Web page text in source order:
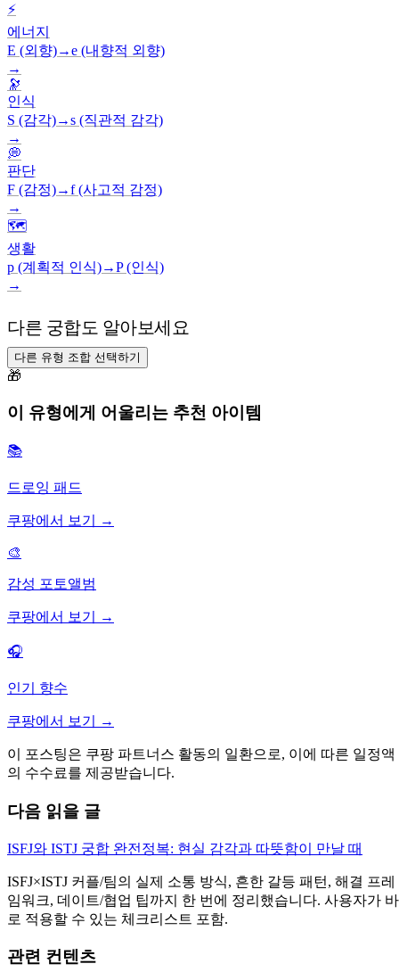
⚡
에너지
E (외향)→e (내향적 외향)
→
🔭
인식
S (감각)→s (직관적 감각)
→
💭
판단
F (감정)→f (사고적 감정)
→
🗺️
생활
p (계획적 인식)→P (인식)
→
다른 궁합도 알아보세요
다른 유형 조합 선택하기
🎁
이 유형에게 어울리는 추천 아이템
📚
드로잉 패드
쿠팡에서 보기 →
🎨
감성 포토앨범
쿠팡에서 보기 →
🎧
인기 향수
쿠팡에서 보기 →
이 포스팅은 쿠팡 파트너스 활동의 일환으로, 이에 따른 일정액
의 수수료를 제공받습니다.
다음 읽을 글
ISFJ와 ISTJ 궁합 완전정복: 현실 감각과 따뜻함이 만날 때
ISFJ×ISTJ 커플/팀의 실제 소통 방식, 흔한 갈등 패턴, 해결 프레
임워크, 데이트/협업 팁까지 한 번에 정리했습니다. 사용자가 바
로 적용할 수 있는 체크리스트 포함.
관련 컨텐츠